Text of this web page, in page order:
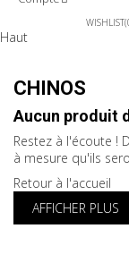
Aucun produit
Restez à l'écoute !
à mesure qu'ils
Retour à l'accueil
AFFICHER PLUS